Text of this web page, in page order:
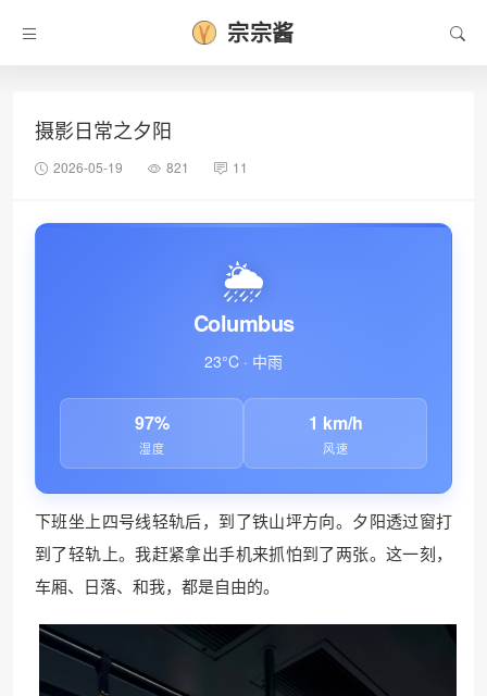
宗宗酱
摄影日常之夕阳
2026-05-19 821 11
🌦️
Columbus
23°C · 中雨
97%
湿度
1 km/h
风速
下班坐上四号线轻轨后，到了铁山坪方向。夕阳透过窗打
到了轻轨上。我赶紧拿出手机来抓怕到了两张。这一刻，
车厢、日落、和我，都是自由的。